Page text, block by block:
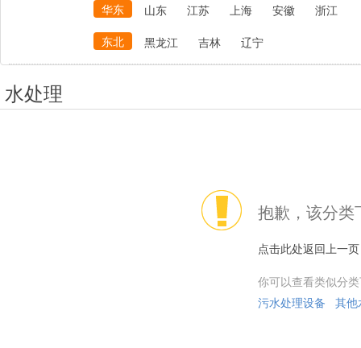
华东
山东 江苏 上海 安徽
浙江
东北
黑龙江 吉林 辽宁
水处理
抱歉，该分类
点击此处返回上一页
你可以查看类似分
污水处理设备
其他